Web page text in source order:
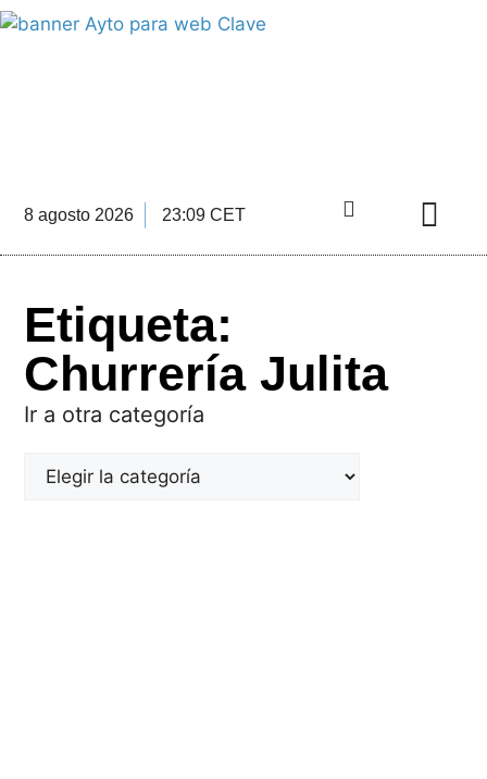
8 agosto 2026 23:09 CET
Etiqueta:
Churrería Julita
Ir a otra categoría